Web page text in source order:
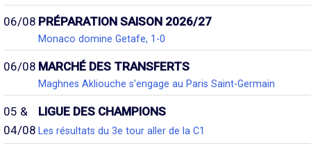
06/08 PRÉPARATION SAISON 2026/27
Monaco domine Getafe, 1-0
06/08 MARCHÉ DES TRANSFERTS
Maghnes Akliouche s'engage au Paris Saint-Germain
05 &
04/08
LIGUE DES CHAMPIONS
Les résultats du 3e tour aller de la C1